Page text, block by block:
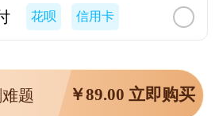
花呗 信用卡
题 ￥89.00 立即购买